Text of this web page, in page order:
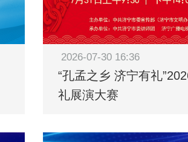
2026-07-30 16:36
“孔孟之乡 济宁有礼
礼展演大赛